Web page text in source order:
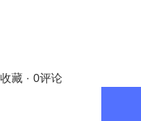
藏 · 0评论